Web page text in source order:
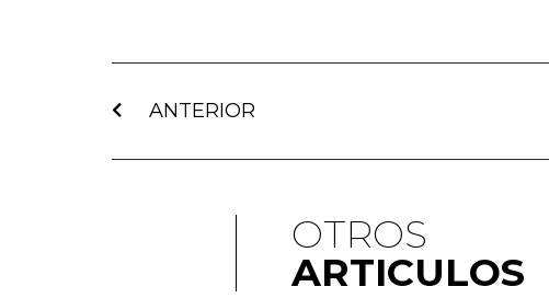
ANTERIOR
OTROS
ARTICULOS